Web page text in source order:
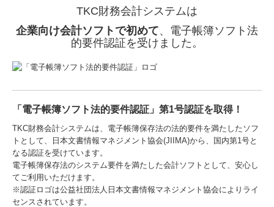
TKC財務会計システムは
企業向け会計ソフトで初めて、電子帳簿ソフト法
的要件認証を受けました。
「電子帳簿ソフト法的要件認証」第1号認証を取得！
TKC財務会計システムは、電子帳簿保存法の法的要件を満たしたソフ
トとして、日本文書情報マネジメント協会(JIIMA)から、国内第1号と
なる認証を受けています。
電子帳簿保存法のシステム要件を満たした会計ソフトとして、安心し
てご利用いただけます。
※認証ロゴは公益社団法人日本文書情報マネジメント協会によりライ
センスされています。